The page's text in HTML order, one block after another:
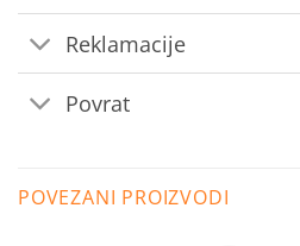
Reklamacije
Povrat
POVEZANI PROIZVODI